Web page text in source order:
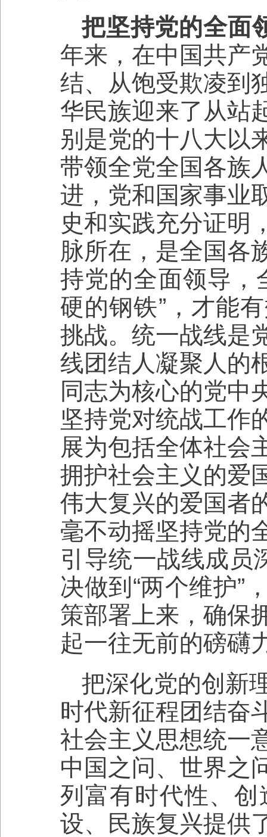
把坚持党的全面
年来，在中国共产
结、从饱受欺凌到
华民族迎来了从站
别是党的十八大以
带领全党全国各族
进，党和国家事业
史和实践充分证明
脉所在，是全国各
持党的全面领导，
硬的钢铁”，才能
挑战。统一战线是
线团结人凝聚人的
同志为核心的党中
坚持党对统战工作
展为包括全体社会
拥护社会主义的爱
伟大复兴的爱国者
毫不动摇坚持党的
引导统一战线成员
决做到“两个维护”
策部署上来，确保
起一往无前的磅礴
把深化党的创新
时代新征程团结奋
社会主义思想统一
中国之问、世界之
列富有时代性、
设、民族复兴提供